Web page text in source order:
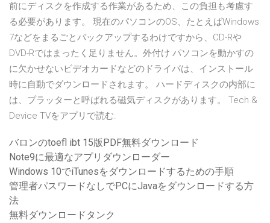
前にディスクを作成する作業があるため、この負担も考慮す
る必要があります。 現在のパソコンのOS、たとえばWindows
7などをまるごとバックアップするわけですから、CD-Rや
DVD-Rではまったく足りません。外付け パソコンを動かすの
に欠かせないビデオカードなどのドライバは、インストール
時に自動でダウンロードされます。 ハードディスクの内部に
は、プラッターと呼ばれる磁気ディスクがあります。 Tech &
Device TVをアプリで読む.
バロンのtoefl ibt 15版PDF無料ダウンロード
Note9に最適なアプリダウンローダー
Windows 10でiTunesをダウンロードするための手順
管理者パスワードなしでPCにJavaをダウンロードする方
法
無料ダウンロードタンク